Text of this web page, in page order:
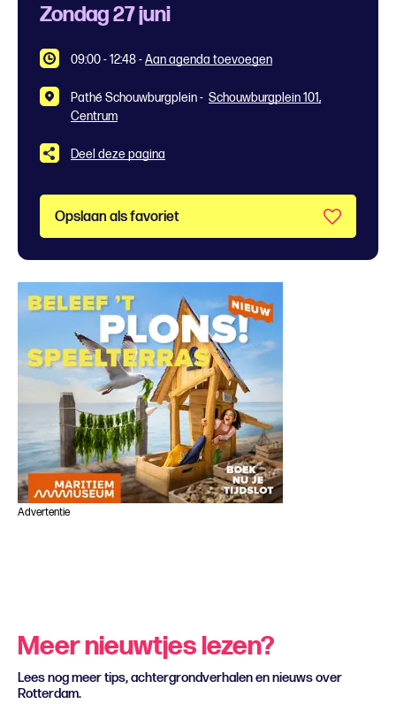
Zondag 27 juni
09:00 - 12:48-Aan agenda toevoegen
Pathé Schouwburgplein - Schouwburgplein 101,
Centrum
Deel deze pagina
Opslaan als favoriet
Advertentie
Meer nieuwtjes lezen?
Lees nog meer tips, achtergrondverhalen en nieuws over
Rotterdam.